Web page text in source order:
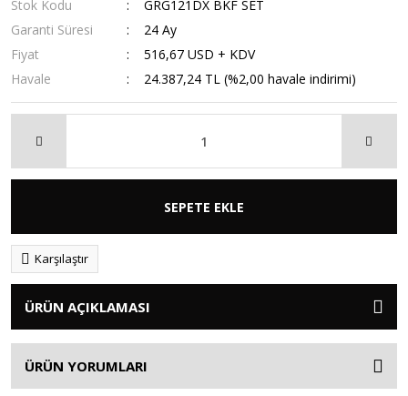
Stok Kodu
GRG121DX BKF SET
Garanti Süresi
24 Ay
Fiyat
516,67 USD + KDV
Havale
24.387,24 TL (%2,00 havale indirimi)
SEPETE EKLE
Karşılaştır
ÜRÜN AÇIKLAMASI
ÜRÜN YORUMLARI